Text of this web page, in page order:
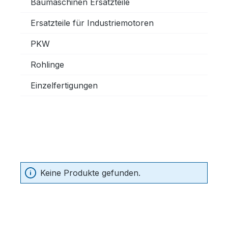
Baumaschinen Ersatzteile
Ersatzteile für Industriemotoren
PKW
Rohlinge
Einzelfertigungen
Keine Produkte gefunden.